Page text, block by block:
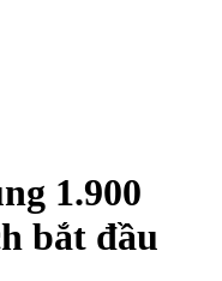
1.900
bắt đầu